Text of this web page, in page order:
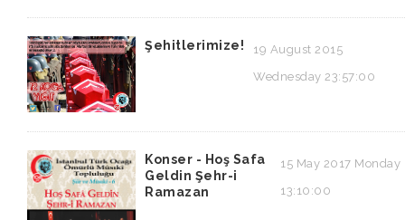
Şehitlerimize!
19 August 2015
Wednesday 23:57:00
Konser - Hoş Safa
Geldin Şehr-i
Ramazan
15 May 2017 Monday
13:10:00